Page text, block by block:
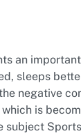
an
sleeps
negative
is
subject